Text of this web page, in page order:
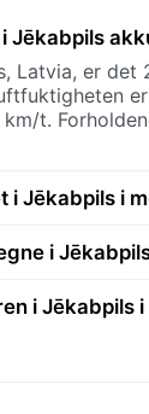
Jēkabpils
Latvia, er det
t.
Jēkabpils i
i
i Jēkabpils i